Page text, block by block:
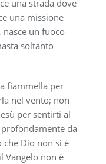
una strada dove
una missione
nasce un fuoco
soltanto
fiammella per
nel vento; non
per sentirti al
da
che Dio non si è
Vangelo non è